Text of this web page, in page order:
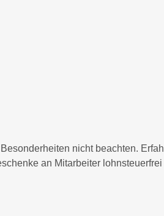
nicht beachten.
an Mitarbeiter